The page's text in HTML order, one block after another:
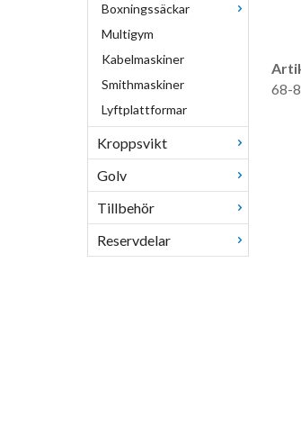
Boxningssäckar
Multigym
Kabelmaskiner
Smithmaskiner
Lyftplattformar
Kroppsvikt
Golv
Tillbehör
Reservdelar
68-